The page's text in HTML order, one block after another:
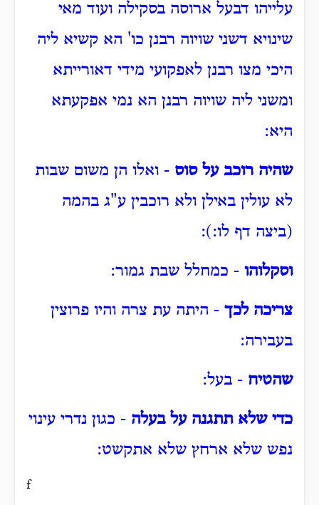
עלייהו דבעל ארוסה בסקילה ועוד מאי
שינויא דשני שויוה רבנן כו' הא קשיא ליה
היכי מצו רבנן לאפקועי מידי דאורייתא
ומשני ליה שויוה רבנן הא נמי אפקעתא
היא:
שהיה רוכב על סוס - ואלו הן משום שבות
לא עולין באילן ולא רוכבין ע"ג בהמה
(ביצה דף לו:):
וסקלוהו - כמחלל שבת גמור:
צריכה לכך - היתה עת צרה והיו פרוצין
בעבירה:
שהטיח - בעל:
כדי שלא תתגנה על בעלה - כגון נדרי עינוי
נפש שלא ארחץ שלא אתקשט:
f